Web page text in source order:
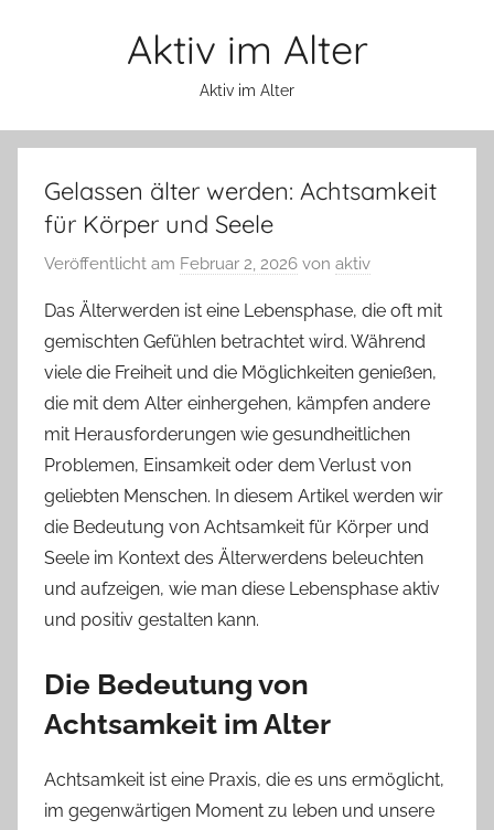
Aktiv im Alter
Aktiv im Alter
Gelassen älter werden: Achtsamkeit
für Körper und Seele
Veröffentlicht am Februar 2, 2026 von aktiv
Das Älterwerden ist eine Lebensphase, die oft mit
gemischten Gefühlen betrachtet wird. Während
viele die Freiheit und die Möglichkeiten genießen,
die mit dem Alter einhergehen, kämpfen andere
mit Herausforderungen wie gesundheitlichen
Problemen, Einsamkeit oder dem Verlust von
geliebten Menschen. In diesem Artikel werden wir
die Bedeutung von Achtsamkeit für Körper und
Seele im Kontext des Älterwerdens beleuchten
und aufzeigen, wie man diese Lebensphase aktiv
und positiv gestalten kann.
Die Bedeutung von
Achtsamkeit im Alter
Achtsamkeit ist eine Praxis, die es uns ermöglicht,
im gegenwärtigen Moment zu leben und unsere